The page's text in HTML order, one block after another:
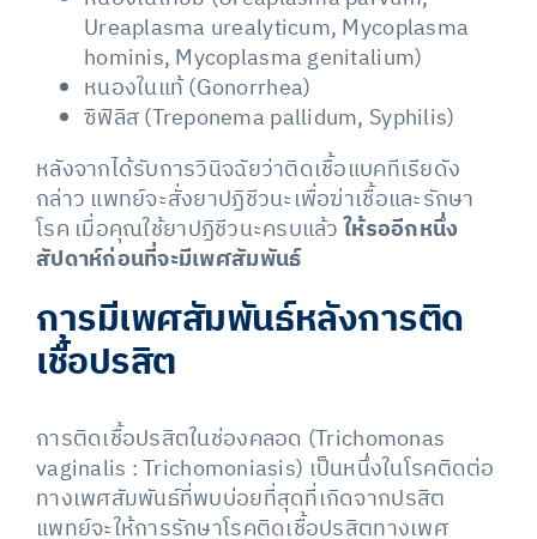
Ureaplasma urealyticum, Mycoplasma
hominis, Mycoplasma genitalium)
หนองในแท้ (Gonorrhea)
ซิฟิลิส (Treponema pallidum, Syphilis)
หลังจากได้รับการวินิจฉัยว่าติดเชื้อแบคทีเรียดัง
กล่าว แพทย์จะสั่งยาปฏิชีวนะเพื่อฆ่าเชื้อและรักษา
โรค เมื่อคุณใช้ยาปฏิชีวนะครบแล้วให้รออีกหนึ่ง
สัปดาห์ก่อนที่จะมีเพศสัมพันธ์
การมีเพศสัมพันธ์หลังการติด
เชื้อปรสิต
การติดเชื้อปรสิตในช่องคลอด (Trichomonas
vaginalis : Trichomoniasis) เป็นหนึ่งในโรคติดต่อ
ทางเพศสัมพันธ์ที่พบบ่อยที่สุดที่เกิดจากปรสิต
แพทย์จะให้การรักษาโรคติดเชื้อปรสิตทางเพศ